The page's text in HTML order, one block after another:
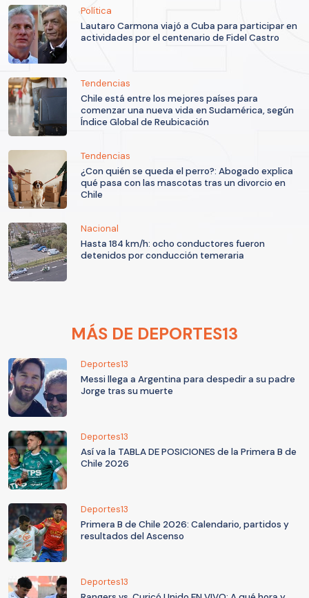
Política
Lautaro Carmona viajó a Cuba para participar en
actividades por el centenario de Fidel Castro
Tendencias
Chile está entre los mejores países para
comenzar una nueva vida en Sudamérica, según
Índice Global de Reubicación
Tendencias
¿Con quién se queda el perro?: Abogado explica
qué pasa con las mascotas tras un divorcio en
Chile
Nacional
Hasta 184 km/h: ocho conductores fueron
detenidos por conducción temeraria
MÁS DE DEPORTES13
Deportes13
Messi llega a Argentina para despedir a su padre
Jorge tras su muerte
Deportes13
Así va la TABLA DE POSICIONES de la Primera B de
Chile 2026
Deportes13
Primera B de Chile 2026: Calendario, partidos y
resultados del Ascenso
Deportes13